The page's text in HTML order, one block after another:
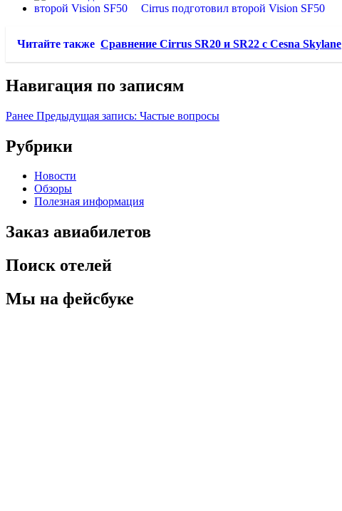
Cirrus подготовил второй Vision SF50
Читайте также Сравнение Cirrus SR20 и SR22 с Cesna Skylane
Навигация по записям
Ранее Предыдущая запись: Частые вопросы
Рубрики
Новости
Обзоры
Полезная информация
Заказ авиабилетов
Поиск отелей
Мы на фейсбуке